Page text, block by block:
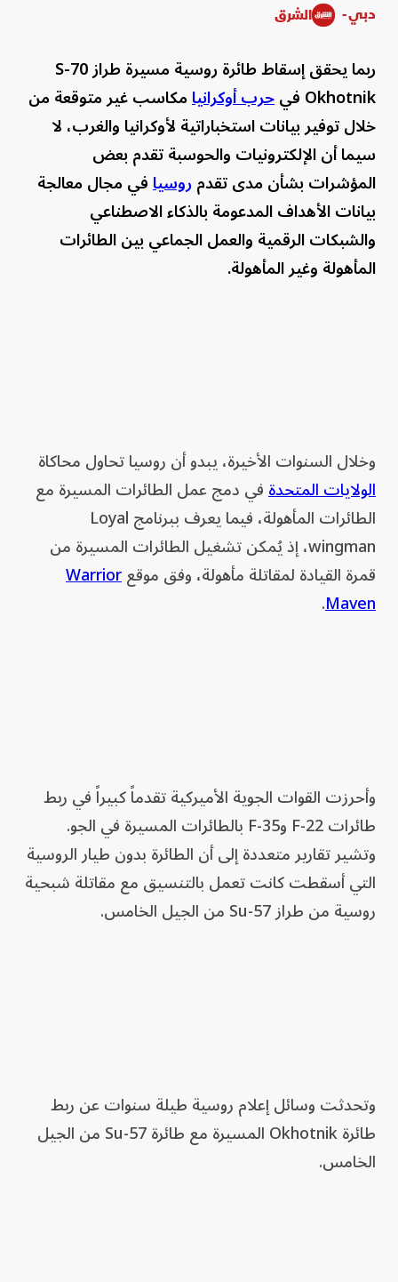
دبي - الشرق
ربما يحقق إسقاط طائرة روسية مسيرة طراز S-70
Okhotnik في
حرب أوكرانيامكاسب غير متوقعة من
خلال توفير بيانات استخباراتية لأوكرانيا والغرب، لا
سيما أن الإلكترونيات والحوسبة تقدم بعض
المؤشرات بشأن مدى تقدمروسيافي مجال معالجة
بيانات الأهداف المدعومة بالذكاء الاصطناعي
والشبكات الرقمية والعمل الجماعي بين الطائرات
المأهولة وغير المأهولة.
وخلال السنوات الأخيرة، يبدو أن روسيا تحاول محاكاة
الولايات المتحدةفي دمج عمل الطائرات المسيرة مع
الطائرات المأهولة، فيما يعرف ببرنامج Loyal
wingman، إذ يُمكن تشغيل الطائرات المسيرة من
قمرة القيادة لمقاتلة مأهولة، وفق موقعWarrior
Maven
.
وأحرزت القوات الجوية الأميركية تقدماً كبيراً في ربط
طائرات F-22 وF-35 بالطائرات المسيرة في الجو.
وتشير تقارير متعددة إلى أن الطائرة بدون طيار الروسية
التي أسقطت كانت تعمل بالتنسيق مع مقاتلة شبحية
روسية من طراز Su-57 من الجيل الخامس.
وتحدثت وسائل إعلام روسية طيلة سنوات عن ربط
طائرة Okhotnik المسيرة مع طائرة Su-57 من الجيل
الخامس.